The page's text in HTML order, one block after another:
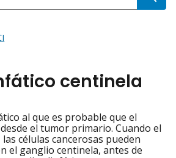
centinela
al que es probable que el
el tumor primario. Cuando el
células cancerosas pueden
el ganglio centinela, antes de